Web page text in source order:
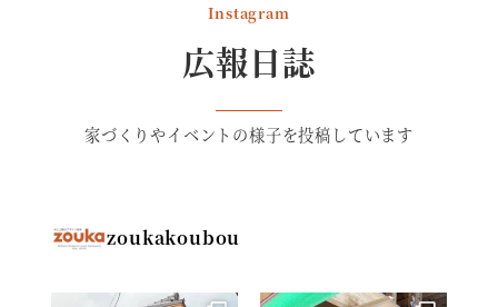
Instagram
広報日誌
家づくりやイベントの様子を投稿しています
zoukakoubou